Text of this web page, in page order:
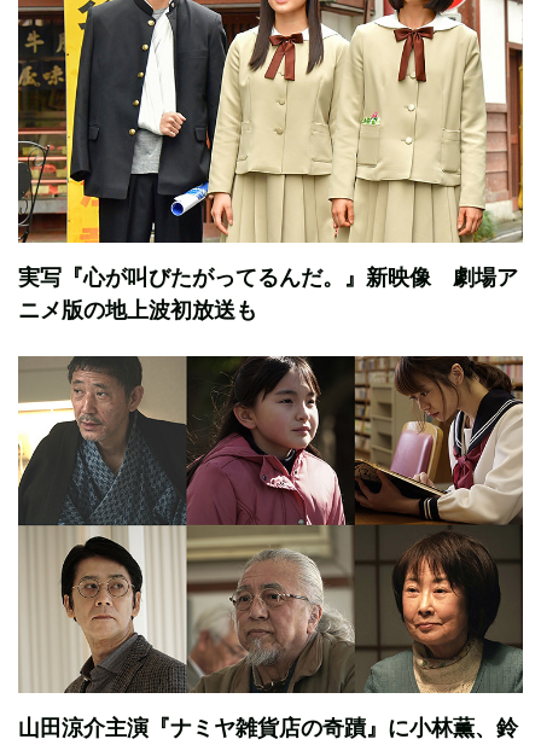
実写『心が叫びたがってるんだ。』新映像 劇場ア
ニメ版の地上波初放送も
山田涼介主演『ナミヤ雑貨店の奇蹟』に小林薫、鈴